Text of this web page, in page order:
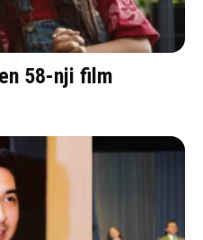
58-nji film